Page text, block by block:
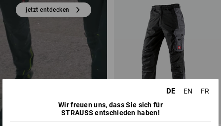
jetzt entdecken
DE EN
FR
Wir freuen uns, dass Sie sich für
STRAUSS entschieden haben!